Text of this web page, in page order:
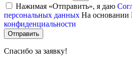
Нажимая «Отправить», я даю
персональных данных На основании
конфиденциальности
Отправить
Спасибо за заявку!